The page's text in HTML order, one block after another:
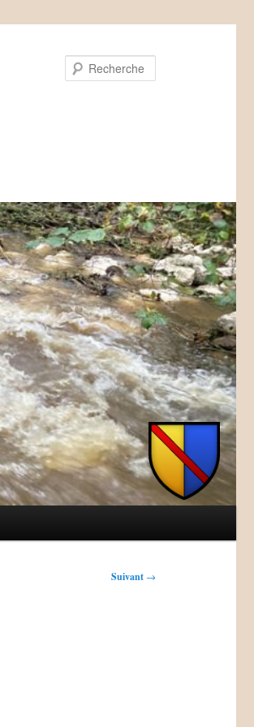
Suivant →